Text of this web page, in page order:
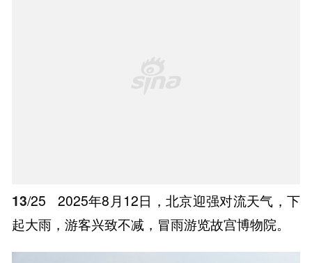
13/25
2025年8月12日，北京迎强对流天气，下
起大雨，游客兴致不减，冒雨游览故宫博物院。